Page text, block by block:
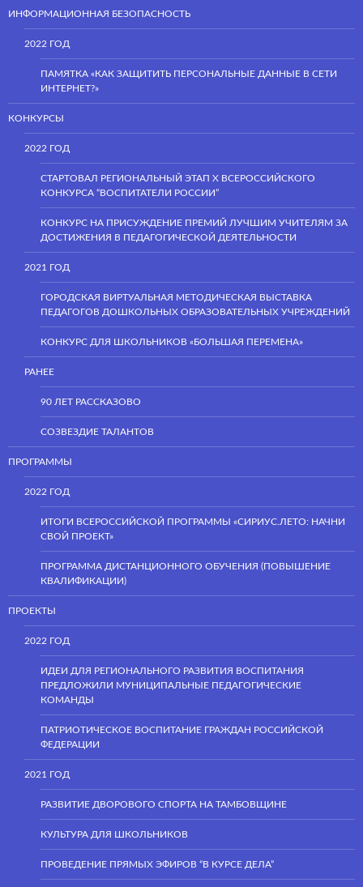
ИНФОРМАЦИОННАЯ БЕЗОПАСНОСТЬ
2022 ГОД
ПАМЯТКА «КАК ЗАЩИТИТЬ ПЕРСОНАЛЬНЫЕ ДАННЫЕ В СЕТИ
ИНТЕРНЕТ?»
КОНКУРСЫ
2022 ГОД
СТАРТОВАЛ РЕГИОНАЛЬНЫЙ ЭТАП Х ВСЕРОССИЙСКОГО
КОНКУРСА “ВОСПИТАТЕЛИ РОССИИ”
КОНКУРС НА ПРИСУЖДЕНИЕ ПРЕМИЙ ЛУЧШИМ УЧИТЕЛЯМ ЗА
ДОСТИЖЕНИЯ В ПЕДАГОГИЧЕСКОЙ ДЕЯТЕЛЬНОСТИ
2021 ГОД
ГОРОДСКАЯ ВИРТУАЛЬНАЯ МЕТОДИЧЕСКАЯ ВЫСТАВКА
ПЕДАГОГОВ ДОШКОЛЬНЫХ ОБРАЗОВАТЕЛЬНЫХ УЧРЕЖДЕНИЙ
КОНКУРС ДЛЯ ШКОЛЬНИКОВ «БОЛЬШАЯ ПЕРЕМЕНА»
РАНЕЕ
90 ЛЕТ РАССКАЗОВО
СОЗВЕЗДИЕ ТАЛАНТОВ
ПРОГРАММЫ
2022 ГОД
ИТОГИ ВСЕРОССИЙСКОЙ ПРОГРАММЫ «СИРИУС.ЛЕТО: НАЧНИ
СВОЙ ПРОЕКТ»
ПРОГРАММА ДИСТАНЦИОННОГО ОБУЧЕНИЯ (ПОВЫШЕНИЕ
КВАЛИФИКАЦИИ)
ПРОЕКТЫ
2022 ГОД
ИДЕИ ДЛЯ РЕГИОНАЛЬНОГО РАЗВИТИЯ ВОСПИТАНИЯ
ПРЕДЛОЖИЛИ МУНИЦИПАЛЬНЫЕ ПЕДАГОГИЧЕСКИЕ
КОМАНДЫ
ПАТРИОТИЧЕСКОЕ ВОСПИТАНИЕ ГРАЖДАН РОССИЙСКОЙ
ФЕДЕРАЦИИ
2021 ГОД
РАЗВИТИЕ ДВОРОВОГО СПОРТА НА ТАМБОВЩИНЕ
КУЛЬТУРА ДЛЯ ШКОЛЬНИКОВ
ПРОВЕДЕНИЕ ПРЯМЫХ ЭФИРОВ “В КУРСЕ ДЕЛА”